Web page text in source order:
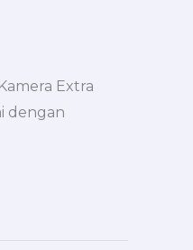
Extra
dengan